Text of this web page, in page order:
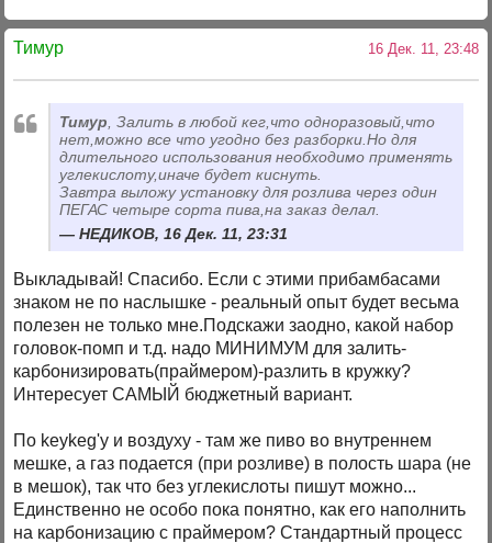
Тимур 16 Дек. 11, 23:48
Тимур , Залить в любой кег,что одноразовый,что
нет,можно все что угодно без разборки.Но для
длительного использования необходимо применять
углекислоту,иначе будет киснуть.
Завтра выложу установку для розлива через один
ПЕГАС четыре сорта пива,на заказ делал.
НЕДИКОВ, 16 Дек. 11, 23:31
Выкладывай! Спасибо. Если с этими прибамбасами
знаком не по наслышке - реальный опыт будет весьма
полезен не только мне.Подскажи заодно, какой набор
головок-помп и т.д. надо МИНИМУМ для залить-
карбонизировать(праймером)-разлить в кружку?
Интересует САМЫЙ бюджетный вариант.
По keykeg'у и воздуху - там же пиво во внутреннем
мешке, а газ подается (при розливе) в полость шара (не
в мешок), так что без углекислоты пишут можно...
Единственно не особо пока понятно, как его наполнить
на карбонизацию с праймером? Стандартный процесс